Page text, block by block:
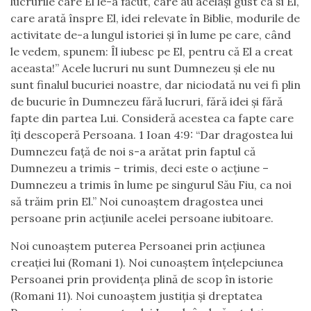
care arată înspre El, idei relevate în Biblie, modurile de
activitate de-a lungul istoriei și în lume pe care, când
le vedem, spunem: Îl iubesc pe El, pentru că El a creat
aceasta!” Acele lucruri nu sunt Dumnezeu și ele nu
sunt finalul bucuriei noastre, dar niciodată nu vei fi plin
de bucurie în Dumnezeu fără lucruri, fără idei și fără
fapte din partea Lui. Consideră acestea ca fapte care
îți descoperă Persoana. 1 Ioan 4:9: “Dar dragostea lui
Dumnezeu față de noi s-a arătat prin faptul că
Dumnezeu a trimis – trimis, deci este o acțiune –
Dumnezeu a trimis în lume pe singurul Său Fiu, ca noi
să trăim prin El.” Noi cunoaștem dragostea unei
persoane prin acțiunile acelei persoane iubitoare.
Noi cunoaștem puterea Persoanei prin acțiunea
creației lui (Romani 1). Noi cunoaștem înțelepciunea
Persoanei prin providența plină de scop în istorie
(Romani 11). Noi cunoaștem justiția și dreptatea